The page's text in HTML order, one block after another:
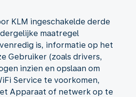
KLM ingeschakelde derde
maatregel
is, informatie op het
Gebruiker (zoals drivers,
inzien en opslaan om
Service te voorkomen,
Apparaat of netwerk op te